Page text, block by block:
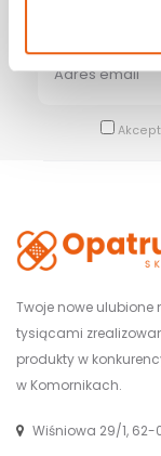
Bądź na bieżąco z
Twoje nowe ulubione
tysiącami
produkty w
w Komornikach.
Wiśniowa 29/1, 62-